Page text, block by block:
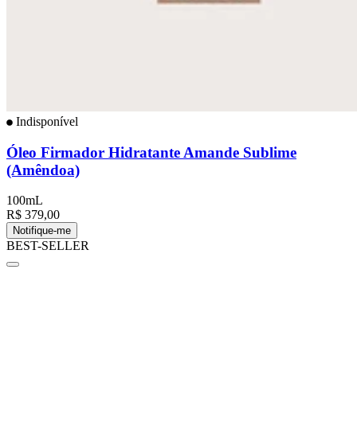
Indisponível
Óleo Firmador Hidratante Amande Sublime
(Amêndoa)
100mL
R$ 379,00
Notifique-me
BEST-SELLER